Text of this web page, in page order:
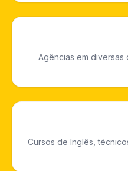
Agências em
Cursos de Inglês,